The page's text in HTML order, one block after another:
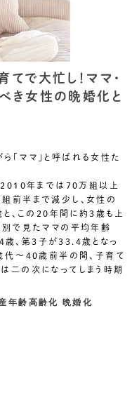
で大忙し！ママ・
き女性の晩婚化と
「ママ」と呼ばれる女性た
2010年までは70万組以上
前半まで減少し、女性の
、この20年間に約3歳も上
で見たママの平均年齢
、第3子が33.4歳となっ
代～40歳前半の間、子育て
二の次になってしまう時期
年齢高齢化 晩婚化